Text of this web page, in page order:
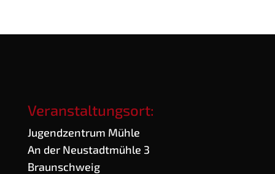
Veranstaltungsort:
Jugend­zen­trum Mühle
An der Neu­stadt­müh­le 3
Braunschweig